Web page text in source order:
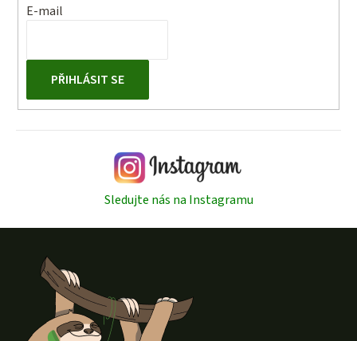
E-mail
PŘIHLÁSIT SE
Sledujte nás na Instagramu